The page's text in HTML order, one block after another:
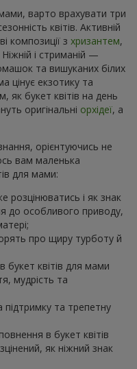
варто врахувати три
квітів. Активній
композиції з хризантем,
Ніжній і стриманій —
та вишуканих білих
цінує екзотику та
як букет квітів на день
оригінальні орхідеї, а
орієнтуючись не
вам маленька
для мами:
і як знак
до особливого приводу,
про щиру турботу й
квітів для мами
мудрість та
та трепетну
в букет квітів
як ніжний знак